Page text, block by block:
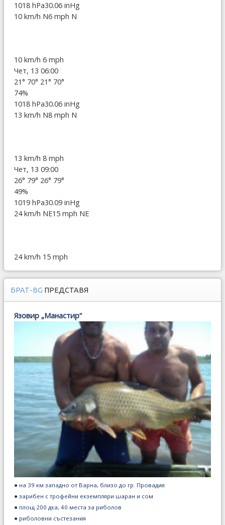
1018 hPa30.06 inHg
10 km/h N6 mph N
10 km/h 6 mph
Чет, 13 06:00
21° 70° 21° 70°
74%
1018 hPa30.06 inHg
13 km/h N8 mph N
13 km/h 8 mph
Чет, 13 09:00
26° 79° 26° 79°
49%
1019 hPa30.09 inHg
24 km/h NE15 mph NE
24 km/h 15 mph
БРАТ-BG ПРЕДСТАВЯ
Язовир „Манастир“
● на 39 км западно от Варна, близо до гр. Провадия
● зарибен с трофейни екземпляри шаран и сом
● площ 200 дка, 40 места за риболов
● риболовни състезания